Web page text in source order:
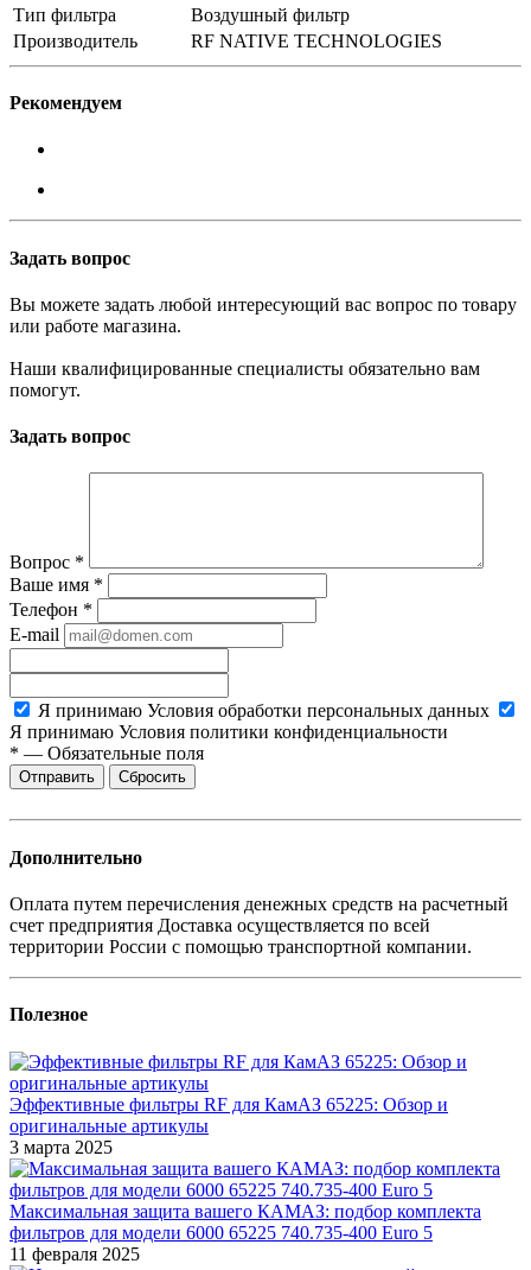
Тип фильтра
Воздушный фильтр
Производитель
RF NATIVE TECHNOLOGIES
Рекомендуем
Задать вопрос
Вы можете задать любой интересующий вас вопрос по товару
или работе магазина.
Наши квалифицированные специалисты обязательно вам
помогут.
Задать вопрос
Вопрос *
Ваше имя *
Телефон *
E-mail
Я принимаю Условия обработки персональных данных
Я принимаю Условия политики конфиденциальности
* — Обязательные поля
Сбросить
Дополнительно
Оплата путем перечисления денежных средств на расчетный
счет предприятия Доставка осуществляется по всей
территории России с помощью транспортной компании.
Полезное
Эффективные фильтры RF для КамАЗ 65225: Обзор и
оригинальные артикулы
3 марта 2025
Максимальная защита вашего КАМАЗ: подбор комплекта
фильтров для модели 6000 65225 740.735-400 Euro 5
11 февраля 2025